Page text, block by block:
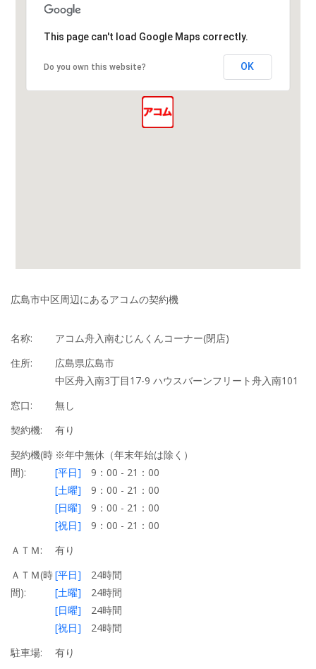
This page can't load Google Maps correctly.
Do you own this website? OK
広島市中区周辺にあるアコムの契約機
名称:
アコム舟入南むじんくんコーナー(閉店)
住所:
広島県広島市
中区舟入南3丁目17-9 ハウスバーンフリート舟入南101
窓口:
無し
契約機:
有り
契約機(時
間):
※年中無休（年末年始は除く）
[平日] 9：00 - 21：00
[土曜] 9：00 - 21：00
[日曜] 9：00 - 21：00
[祝日] 9：00 - 21：00
ＡＴＭ:
有り
ＡＴＭ(時
間):
[平日] 24時間
[土曜] 24時間
[日曜] 24時間
[祝日] 24時間
駐車場:
有り